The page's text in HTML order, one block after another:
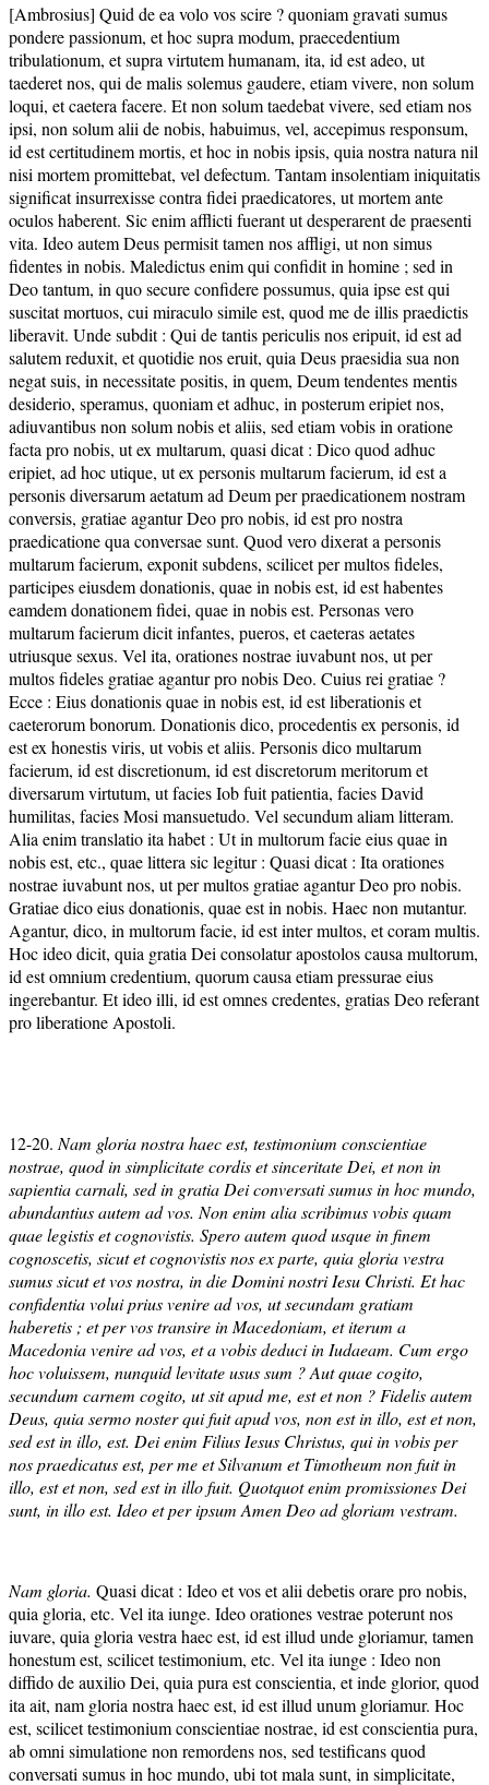
[Ambrosius] Quid de ea volo vos scire ? quoniam gravati sumus
pondere passionum, et hoc supra modum, praecedentium
tribulationum, et supra virtutem humanam, ita, id est adeo, ut
taederet nos, qui de malis solemus gaudere, etiam vivere, non solum
loqui, et caetera facere. Et non solum taedebat vivere, sed etiam nos
ipsi, non solum alii de nobis, habuimus, vel, accepimus responsum,
id est certitudinem mortis, et hoc in nobis ipsis, quia nostra natura nil
nisi mortem promittebat, vel defectum. Tantam insolentiam iniquitatis
significat insurrexisse contra fidei praedicatores, ut mortem ante
oculos haberent. Sic enim afflicti fuerant ut desperarent de praesenti
vita. Ideo autem Deus permisit tamen nos affligi, ut non simus
fidentes in nobis. Maledictus enim qui confidit in homine ; sed in
Deo tantum, in quo secure confidere possumus, quia ipse est qui
suscitat mortuos, cui miraculo simile est, quod me de illis praedictis
liberavit. Unde subdit : Qui de tantis periculis nos eripuit, id est ad
salutem reduxit, et quotidie nos eruit, quia Deus praesidia sua non
negat suis, in necessitate positis, in quem, Deum tendentes mentis
desiderio, speramus, quoniam et adhuc, in posterum eripiet nos,
adiuvantibus non solum nobis et aliis, sed etiam vobis in oratione
facta pro nobis, ut ex multarum, quasi dicat : Dico quod adhuc
eripiet, ad hoc utique, ut ex personis multarum facierum, id est a
personis diversarum aetatum ad Deum per praedicationem nostram
conversis, gratiae agantur Deo pro nobis, id est pro nostra
praedicatione qua conversae sunt. Quod vero dixerat a personis
multarum facierum, exponit subdens, scilicet per multos fideles,
participes eiusdem donationis, quae in nobis est, id est habentes
eamdem donationem fidei, quae in nobis est. Personas vero
multarum facierum dicit infantes, pueros, et caeteras aetates
utriusque sexus. Vel ita, orationes nostrae iuvabunt nos, ut per
multos fideles gratiae agantur pro nobis Deo. Cuius rei gratiae ?
Ecce : Eius donationis quae in nobis est, id est liberationis et
caeterorum bonorum. Donationis dico, procedentis ex personis, id
est ex honestis viris, ut vobis et aliis. Personis dico multarum
facierum, id est discretionum, id est discretorum meritorum et
diversarum virtutum, ut facies Iob fuit patientia, facies David
humilitas, facies Mosi mansuetudo. Vel secundum aliam litteram.
Alia enim translatio ita habet : Ut in multorum facie eius quae in
nobis est, etc., quae littera sic legitur : Quasi dicat : Ita orationes
nostrae iuvabunt nos, ut per multos gratiae agantur Deo pro nobis.
Gratiae dico eius donationis, quae est in nobis. Haec non mutantur.
Agantur, dico, in multorum facie, id est inter multos, et coram multis.
Hoc ideo dicit, quia gratia Dei consolatur apostolos causa multorum,
id est omnium credentium, quorum causa etiam pressurae eius
ingerebantur. Et ideo illi, id est omnes credentes, gratias Deo referant
pro liberatione Apostoli.
12-20. Nam gloria nostra haec est, testimonium conscientiae
nostrae, quod in simplicitate cordis et sinceritate Dei, et non in
sapientia carnali, sed in gratia Dei conversati sumus in hoc mundo,
abundantius autem ad vos. Non enim alia scribimus vobis quam
quae legistis et cognovistis. Spero autem quod usque in finem
cognoscetis, sicut et cognovistis nos ex parte, quia gloria vestra
sumus sicut et vos nostra, in die Domini nostri Iesu Christi. Et hac
confidentia volui prius venire ad vos, ut secundam gratiam
haberetis ; et per vos transire in Macedoniam, et iterum a
Macedonia venire ad vos, et a vobis deduci in Iudaeam. Cum ergo
hoc voluissem, nunquid levitate usus sum ? Aut quae cogito,
secundum carnem cogito, ut sit apud me, est et non ? Fidelis autem
Deus, quia sermo noster qui fuit apud vos, non est in illo, est et non,
sed est in illo, est. Dei enim Filius Iesus Christus, qui in vobis per
nos praedicatus est, per me et Silvanum et Timotheum non fuit in
illo, est et non, sed est in illo fuit. Quotquot enim promissiones Dei
sunt, in illo est. Ideo et per ipsum Amen Deo ad gloriam vestram.
Nam gloria. Quasi dicat : Ideo et vos et alii debetis orare pro nobis,
quia gloria, etc. Vel ita iunge. Ideo orationes vestrae poterunt nos
iuvare, quia gloria vestra haec est, id est illud unde gloriamur, tamen
honestum est, scilicet testimonium, etc. Vel ita iunge : Ideo non
diffido de auxilio Dei, quia pura est conscientia, et inde glorior, quod
ita ait, nam gloria nostra haec est, id est illud unum gloriamur. Hoc
est, scilicet testimonium conscientiae nostrae, id est conscientia pura,
ab omni simulatione non remordens nos, sed testificans quod
conversati sumus in hoc mundo, ubi tot mala sunt, in simplicitate,